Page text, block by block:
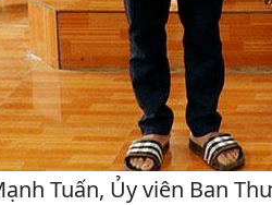
Tuấn, Ủy viên Ban